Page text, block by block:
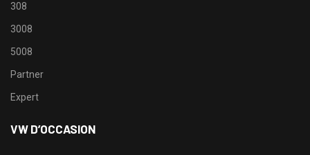
308
3008
5008
Partner
Expert
VW D’OCCASION